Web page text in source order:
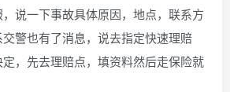
说一下事故具体原因，地点，联系方
警也有了消息，说去指定快速理赔
，先去理赔点，填资料然后走保险就